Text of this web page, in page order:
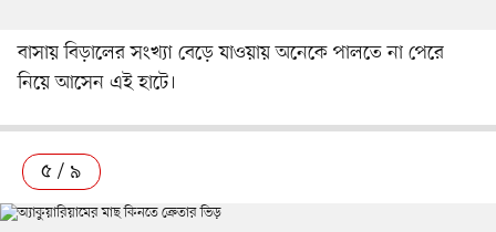
বাসায় বিড়ালের সংখ্যা বেড়ে যাওয়ায় অনেকে পালতে না পেরে
নিয়ে আসেন এই হাটে।
৫ / ৯